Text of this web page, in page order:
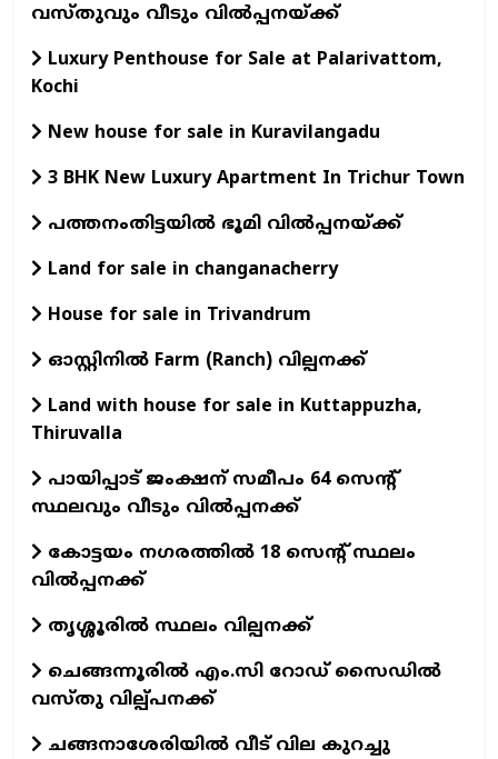
വസ്തുവും വീടും വിൽപ്പനയ്ക്ക്
Luxury Penthouse for Sale at Palarivattom,
Kochi
New house for sale in Kuravilangadu
3 BHK New Luxury Apartment In Trichur Town
പത്തനംതിട്ടയില്‍ ഭൂമി വില്‍പ്പനയ്ക്ക്
Land for sale in changanacherry
House for sale in Trivandrum
ഓസ്റ്റിനില്‍ Farm (Ranch) വില്പനക്ക്
Land with house for sale in Kuttappuzha,
Thiruvalla
പായിപ്പാട് ജംക്ഷന് സമീപം 64 സെന്റ്
സ്ഥലവും വീടും വിൽപ്പനക്ക്
കോട്ടയം നഗരത്തിൽ 18 സെന്റ് സ്ഥലം
വിൽപ്പനക്ക്
തൃശ്ശൂരിൽ സ്ഥലം വില്പനക്ക്
ചെങ്ങന്നൂരില്‍ എം.സി റോഡ് സൈഡില്‍
വസ്തു വില്പ്പനക്ക്
ചങ്ങനാശേരിയില്‍ വീട് വില കുറച്ചു